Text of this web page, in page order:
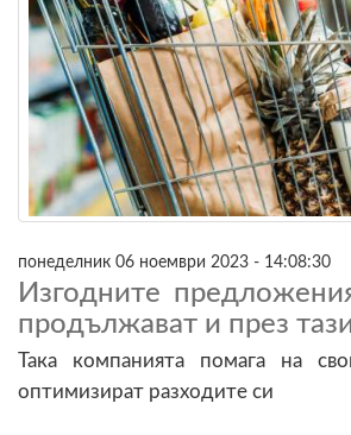
понеделник 06 ноември 2023 - 14:08:30
Изгодните
продължават и през
Така компанията помага на
оптимизират разходите си